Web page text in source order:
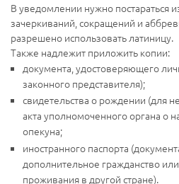
В уведомлении нужно постараться
зачеркиваний, сокращений и
разрешено использовать латиницу.
Также надлежит приложить копии:
документа, удостоверяющего
законного представителя);
свидетельства о рождении (для
акта уполномоченного органа о
опекуна;
иностранного паспорта
дополнительное гражданство
проживания в другой стране).